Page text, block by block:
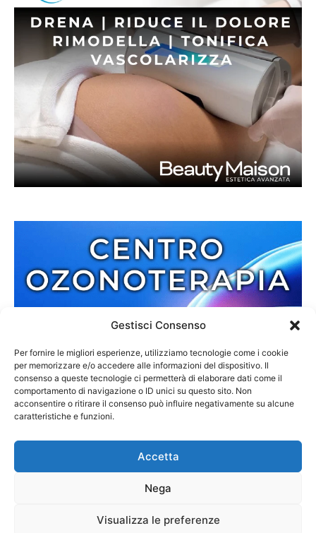
Gestisci Consenso
Per fornire le migliori esperienze, utilizziamo tecnologie come i cookie
per memorizzare e/o accedere alle informazioni del dispositivo. Il
consenso a queste tecnologie ci permetterà di elaborare dati come il
comportamento di navigazione o ID unici su questo sito. Non
acconsentire o ritirare il consenso può influire negativamente su alcune
caratteristiche e funzioni.
Accetta
Nega
Visualizza le preferenze
Contatti Cookie Policy Privacy Policy